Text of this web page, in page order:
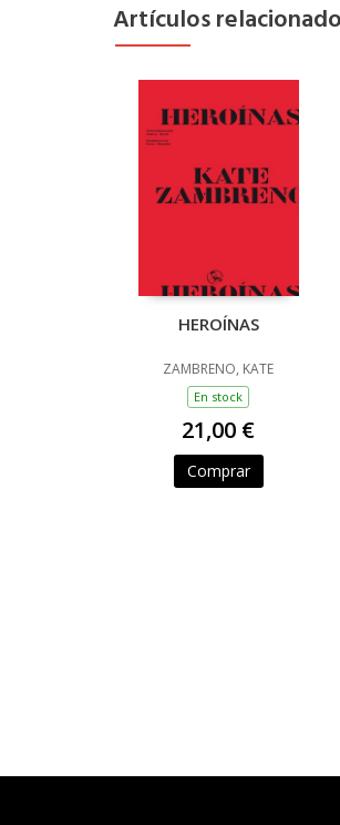
Artículos
HEROÍNAS
ZAMBRENO, KATE
En stock
21,00 €
Comprar